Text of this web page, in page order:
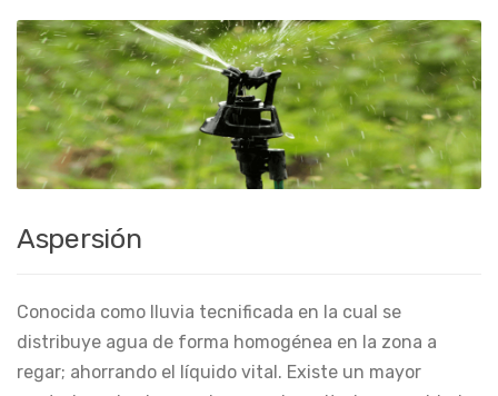
Aspersión
Conocida como lluvia tecnificada en la cual se
distribuye agua de forma homogénea en la zona a
regar; ahorrando el líquido vital. Existe un mayor